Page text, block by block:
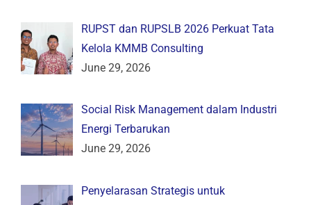
RUPST dan RUPSLB 2026 Perkuat Tata
Kelola KMMB Consulting
June 29, 2026
Social Risk Management dalam Industri
Energi Terbarukan
June 29, 2026
Penyelarasan Strategis untuk